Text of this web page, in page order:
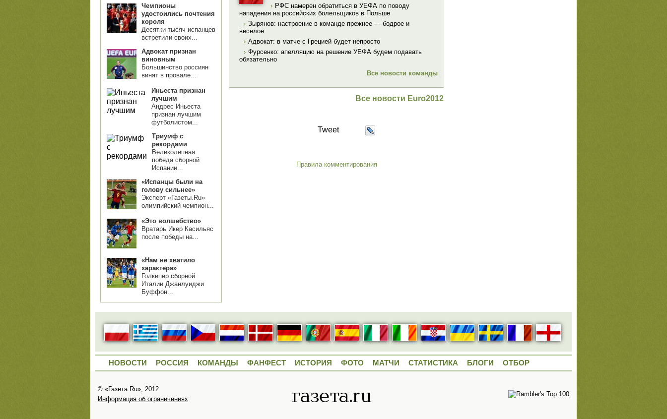
Чемпионы
удостоились почтения
короля
Десятки тысяч испанцев
встретили своих...
Адвокат признан
виновным
Большинство россиян
винят в провале...
Иньеста признан
лучшим
Андрес Иньеста
признан лучшим
футболистом...
Триумф с
рекордами
Великолепная
победа сборной
Испании...
«Испанцы были на
голову сильнее»
Эксперт «Газеты.Ru»
олимпийский чемпион...
«Это волшебство»
Вратарь Икер Касильяс
после победы на...
«Нам не хватило
характера»
Голкипер сборной
Италии Джанлуиджи
Буффон...
› РФС намерен обратиться в УЕФА по поводу
нападения на российских болельщиков в Польше
› Зырянов: настроение в команде прежнее — бодрое и
веселое
› Адвокат: в матче с Грецией будет непросто
› Фурсенко: апелляцию на решение УЕФА будем подавать
обязательно
Все новости команды
Все новости Euro2012
Tweet
Правила комментирования
НОВОСТИ РОССИЯ КОМАНДЫ ФАНФЕСТ ИСТОРИЯ ФОТО МАТЧИ СТАТИСТИКА БЛОГИ ОТБОР
© «Газета.Ru», 2012
Информация об ограничениях